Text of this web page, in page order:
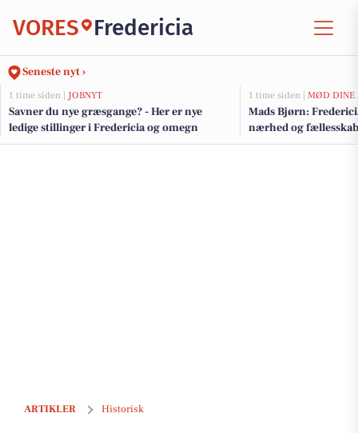
VORES Fredericia
Seneste nyt ›
1 time siden | JOBNYT
Savner du nye græsgange? - Her er nye
ledige stillinger i Fredericia og omegn
1 time siden | MØD DINE
Mads Bjørn:
nærhed og fællesskab
ARTIKLER Historisk
Fredericia Teater - hele Danmarks musicalteater